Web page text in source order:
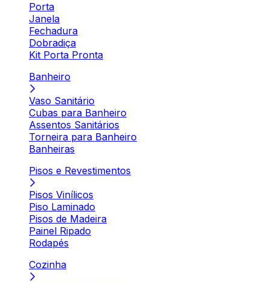
Porta
Janela
Fechadura
Dobradiça
Kit Porta Pronta
Banheiro
Vaso Sanitário
Cubas para Banheiro
Assentos Sanitários
Torneira para Banheiro
Banheiras
Pisos e Revestimentos
Pisos Vinílicos
Piso Laminado
Pisos de Madeira
Painel Ripado
Rodapés
Cozinha